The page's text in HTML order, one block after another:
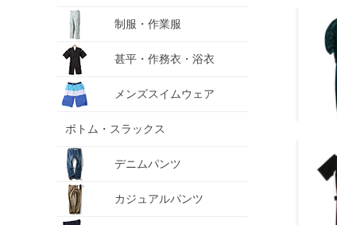
制服・作業服
甚平・作務衣・浴衣
メンズスイムウェア
ボトム・スラックス
デニムパンツ
カジュアルパンツ